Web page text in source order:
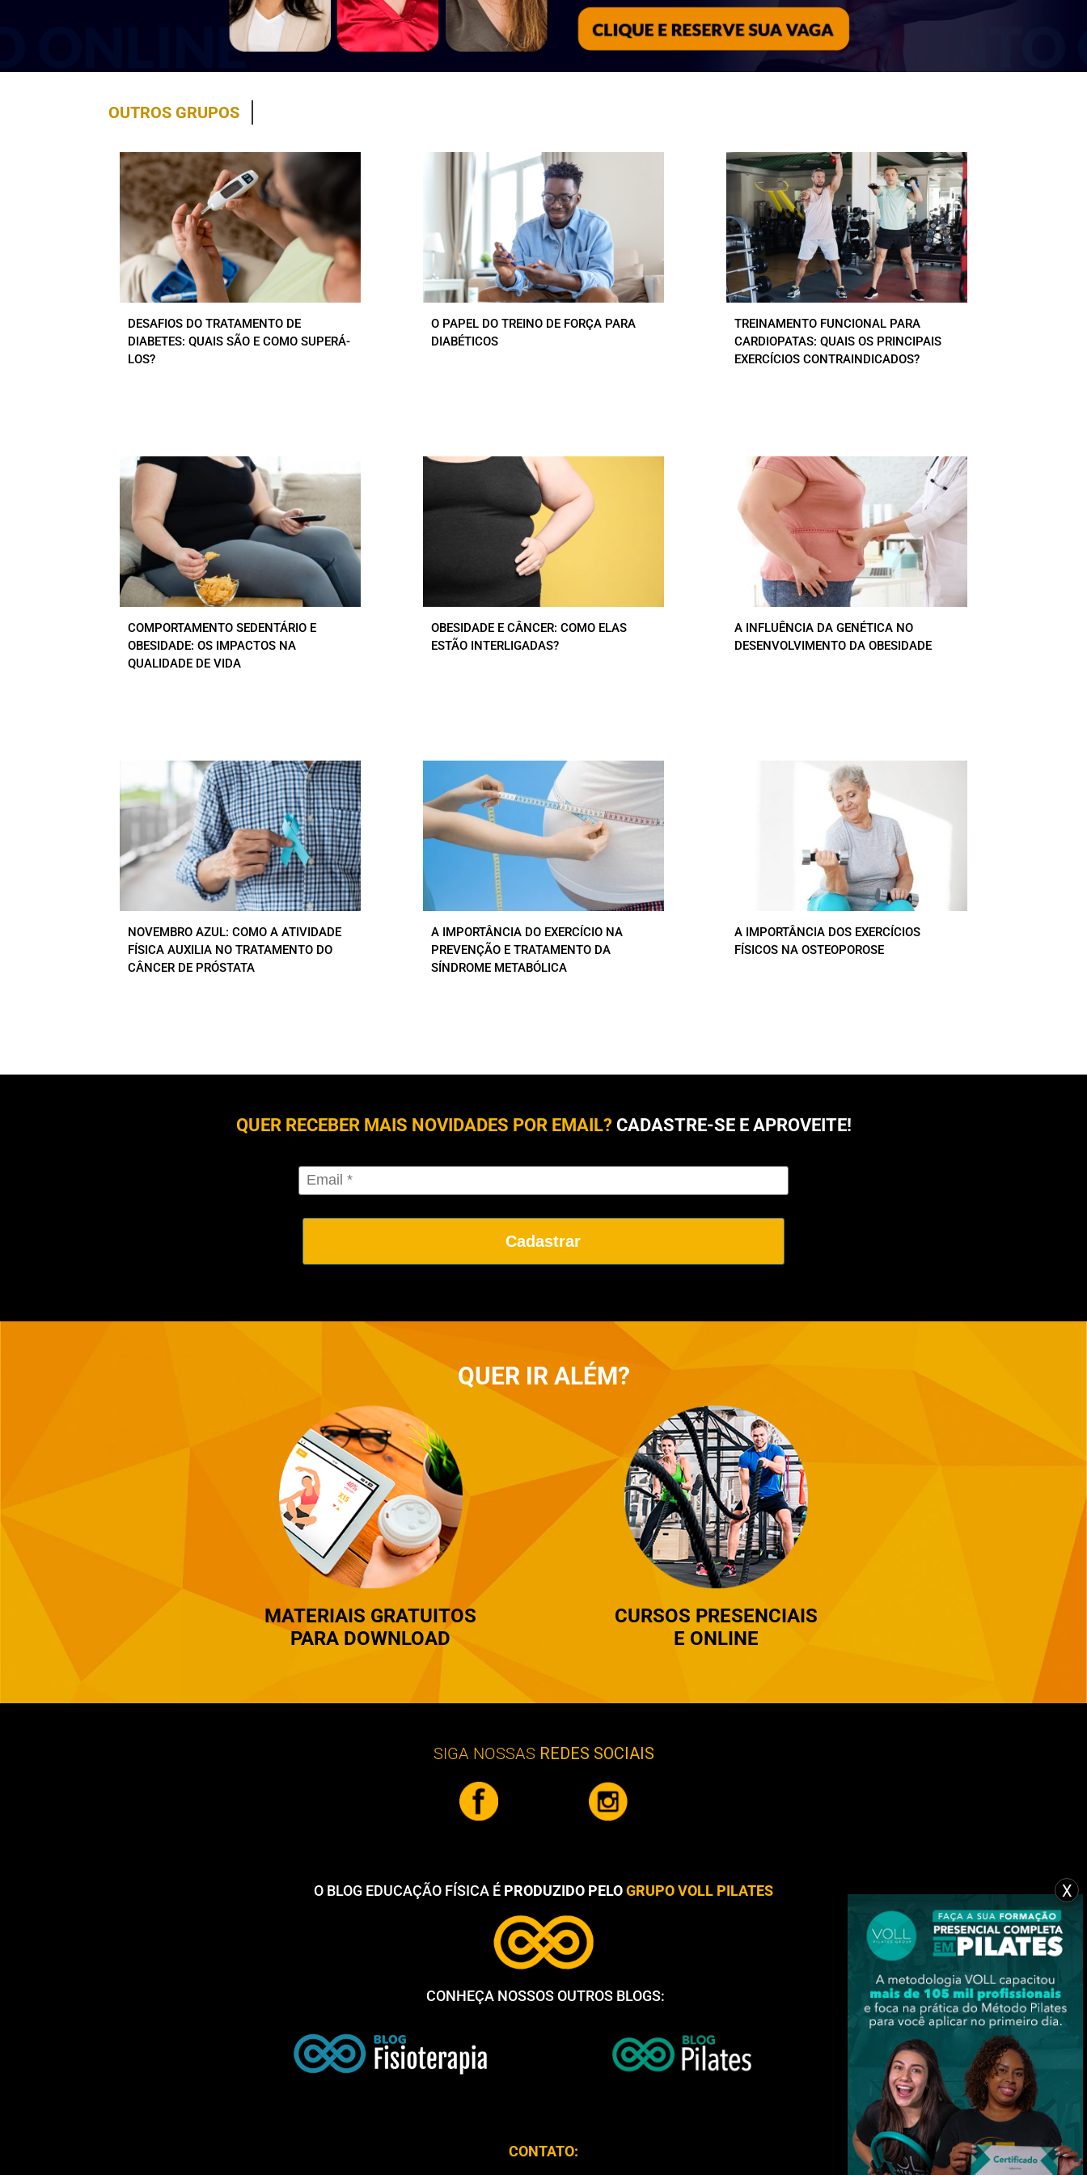
OUTROS GRUPOS
DESAFIOS DO TRATAMENTO DE
DIABETES: QUAIS SÃO E COMO SUPERÁ-
LOS?
COMPORTAMENTO SEDENTÁRIO E
OBESIDADE: OS IMPACTOS NA
QUALIDADE DE VIDA
NOVEMBRO AZUL: COMO A ATIVIDADE
FÍSICA AUXILIA NO TRATAMENTO DO
CÂNCER DE PRÓSTATA
O PAPEL DO TREINO DE FORÇA PARA
DIABÉTICOS
OBESIDADE E CÂNCER: COMO ELAS
ESTÃO INTERLIGADAS?
A IMPORTÂNCIA DO EXERCÍCIO NA
PREVENÇÃO E TRATAMENTO DA
SÍNDROME METABÓLICA
TREINAMENTO FUNCIONAL PARA
CARDIOPATAS: QUAIS OS PRINCIPAIS
EXERCÍCIOS CONTRAINDICADOS?
A INFLUÊNCIA DA GENÉTICA NO
DESENVOLVIMENTO DA OBESIDADE
A IMPORTÂNCIA DOS EXERCÍCIOS
FÍSICOS NA OSTEOPOROSE
QUER RECEBER MAIS NOVIDADES POR EMAIL?CADASTRE-SE E APROVEITE!
Cadastrar
QUER IR ALÉM?
MATERIAIS GRATUITOS
PARA DOWNLOAD
CURSOS PRESENCIAIS
E ONLINE
SIGA NOSSAS REDES SOCIAIS
O BLOG EDUCAÇÃO FÍSICA É PRODUZIDO PELOGRUPO VOLL PILATES
CONHEÇA NOSSOS OUTROS BLOGS:
CONTATO:
X